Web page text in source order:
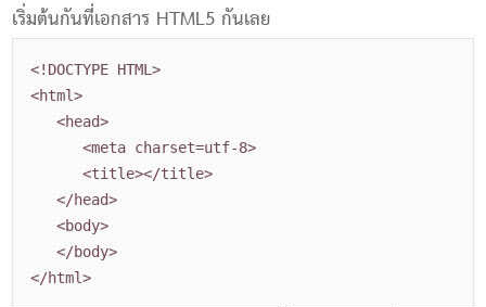
เริ่มต้นกันที่เอกสาร HTML5 กันเลย
<!DOCTYPE HTML>
<html>
<head>
<meta charset=utf-8>
<title></title>
</head>
<body>
</body>
</html>